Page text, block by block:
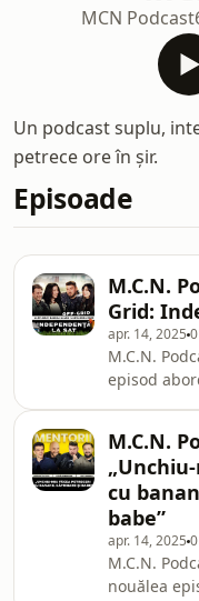
MCN Podcast
Un podcast suplu,
petrece ore în șir.
Episoade
M.C.N.
Grid:
apr. 14, 2025
M.C.N. Podcast
episod
țară?”. În
despre
renunțării
regăsirea
simplu. Invitați au fost Alex Jurj, tânăr
fermier și
viață
M.C.N.
cu
babe”
apr. 14, 2025
M.C.N.
nouălea